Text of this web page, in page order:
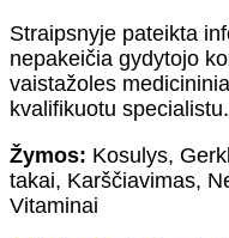
Straipsnyje pateikta
nepakeičia gydytojo
vaistažoles
kvalifikuotu specialistu.
Žymos: Kosulys,
takai, Karščiavimas,
Vitaminai